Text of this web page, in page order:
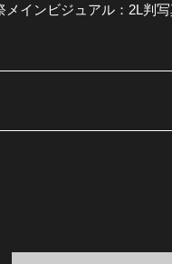
インビジュアル：2L判